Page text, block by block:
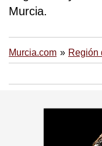
Murcia.
Murcia.com Región